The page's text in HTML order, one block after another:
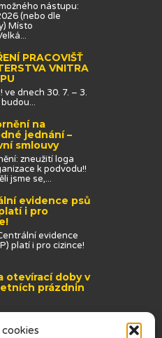
cookies
nástupu:
(nebo dle
Místo
PRACOVIŠŤ
VNITRA
ve dnech 30. 7. – 3.
na
jednání –
smlouvy
zneužití loga
k podvodu!!
jsme se,...
evidence psů
i pro
evidence
platí i pro cizince!
otevírací doby v
prázdnin